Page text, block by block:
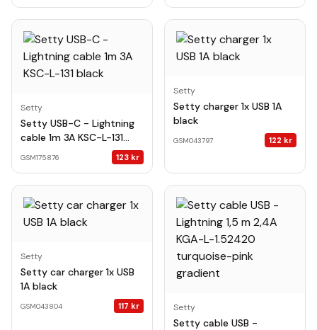
Setty
Setty USB-C - Lightning
cable 1m 3A KSC-L-131
GSM175876 123 kr
Setty
Setty charger 1x USB 1A
black
GSM043797 122 kr
Setty
Setty car charger 1x USB
1A black
GSM043804 117 kr Setty
Setty cable USB -